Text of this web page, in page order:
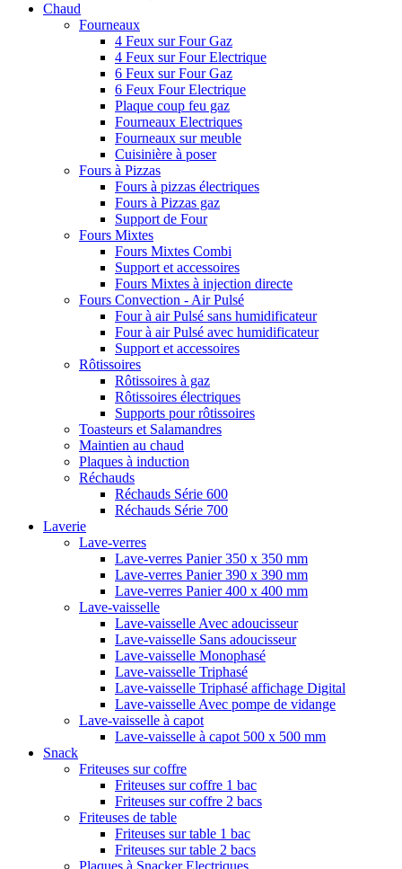
Chaud
Fourneaux
4 Feux sur Four Gaz
4 Feux sur Four Electrique
6 Feux sur Four Gaz
6 Feux Four Electrique
Plaque coup feu gaz
Fourneaux Electriques
Fourneaux sur meuble
Cuisinière à poser
Fours à Pizzas
Fours à pizzas électriques
Fours à Pizzas gaz
Support de Four
Fours Mixtes
Fours Mixtes Combi
Support et accessoires
Fours Mixtes à injection directe
Fours Convection - Air Pulsé
Four à air Pulsé sans humidificateur
Four à air Pulsé avec humidificateur
Support et accessoires
Rôtissoires
Rôtissoires à gaz
Rôtissoires électriques
Supports pour rôtissoires
Toasteurs et Salamandres
Maintien au chaud
Plaques à induction
Réchauds
Réchauds Série 600
Réchauds Série 700
Laverie
Lave-verres
Lave-verres Panier 350 x 350 mm
Lave-verres Panier 390 x 390 mm
Lave-verres Panier 400 x 400 mm
Lave-vaisselle
Lave-vaisselle Avec adoucisseur
Lave-vaisselle Sans adoucisseur
Lave-vaisselle Monophasé
Lave-vaisselle Triphasé
Lave-vaisselle Triphasé affichage Digital
Lave-vaisselle Avec pompe de vidange
Lave-vaisselle à capot
Lave-vaisselle à capot 500 x 500 mm
Snack
Friteuses sur coffre
Friteuses sur coffre 1 bac
Friteuses sur coffre 2 bacs
Friteuses de table
Friteuses sur table 1 bac
Friteuses sur table 2 bacs
Plaques à Snacker Electriques